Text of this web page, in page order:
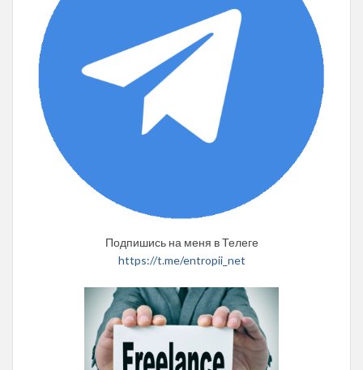
Подпишись на меня в Телеге
https://t.me/entropii_net